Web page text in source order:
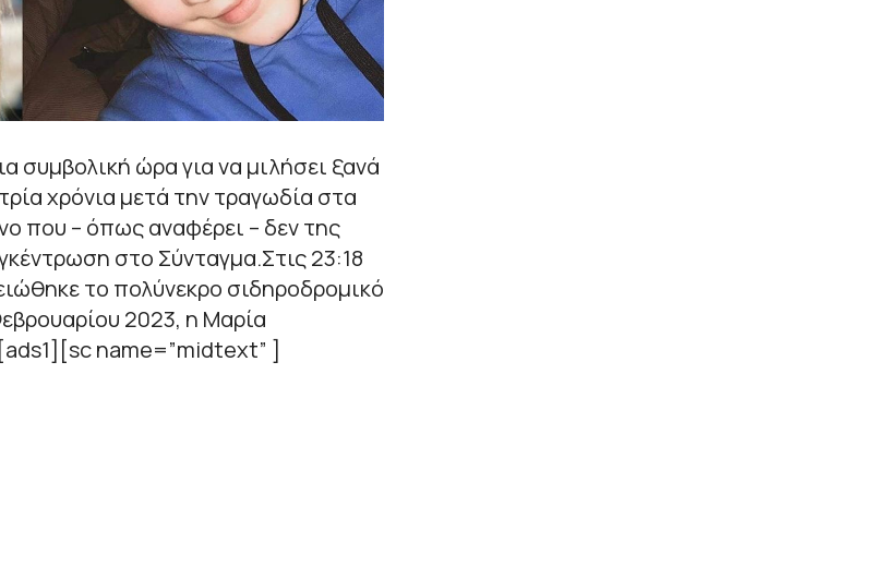
συμβολική ώρα για να μιλήσει ξανά
χρόνια μετά την τραγωδία στα
που – όπως αναφέρει – δεν της
στο Σύνταγμα.Στις 23:18
το πολύνεκρο σιδηροδρομικό
2023, η Μαρία
name=”midtext” ]